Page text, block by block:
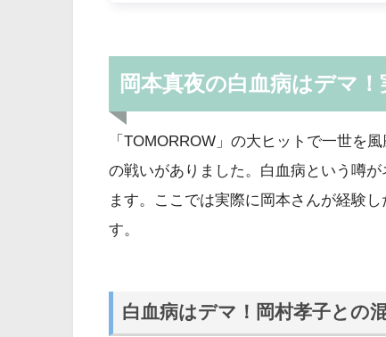
岡本真夜の白血病はデマ
「TOMORROW」の大ヒットで一世を
の戦いがありました。白血病という噂
ます。ここでは実際に岡本さんが経験
す。
白血病はデマ！岡村孝子との